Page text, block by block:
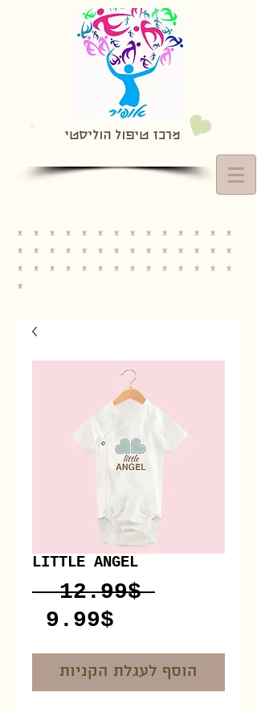
מרכז טיפול הוליסטי
* * * * * * * * * * * * * *
* * * * * * * * * * * * * *
* * * * * * * * * * * * * *
*
LITTLE ANGEL
‏12.99 ‏$ Regular
‏9.99 ‏$
Price
הוסף לעגלת הקניות